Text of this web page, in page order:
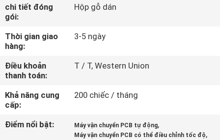
CHUYẾN
THAM
QUAN
NHÀ
MÁY
KIỂM
chi tiết đóng
gói:
Hộp gỗ dán
Thời gian giao
hàng:
3-5 ngày
Điều khoản
thanh toán:
T / T, Western Union
Khả năng cung
cấp:
200 chiếc / tháng
Điểm nổi bật: Máy vận chuyển PCB tự động,
Máy vận chuyển PCB có thể điều chỉnh tốc độ,